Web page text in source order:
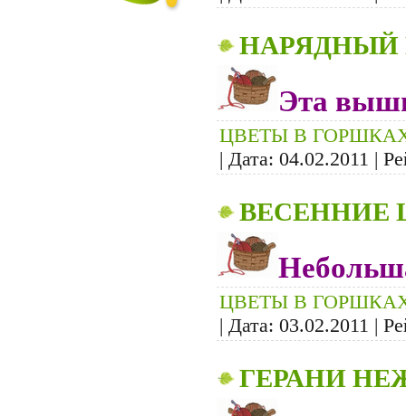
НАРЯДНЫЙ
Эта
ЦВЕТЫ В
| Дата: 04.02.2011 |
ВЕСЕННИЕ
ЦВЕТЫ В
| Дата: 03.02.2011 |
ГЕРАНИ